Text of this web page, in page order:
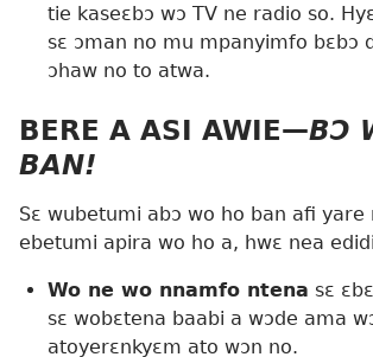
tie kaseɛbɔ wɔ TV ne radio so.
sɛ ɔman no mu mpanyimfo bɛbɔ
ɔhaw no to atwa.
BERE A ASI AWIE​—BƆ
BAN!
Sɛ wubetumi abɔ wo ho ban afi yare
ebetumi apira wo ho a, hwɛ nea
Wo ne wo nnamfo ntena sɛ
sɛ wobɛtena baabi a wɔde ama
atoyerɛnkyɛm ato wɔn no.